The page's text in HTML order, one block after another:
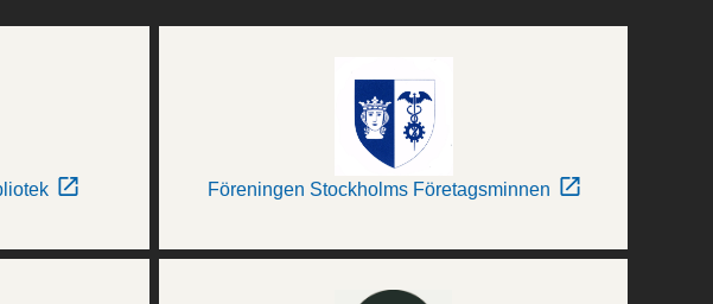
Föreningen Stockholms Företagsminnen